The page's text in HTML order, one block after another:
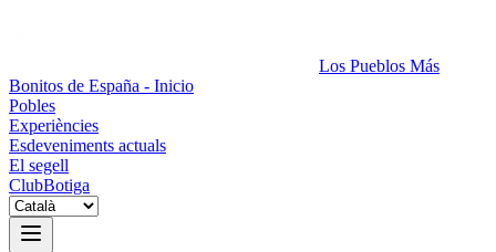
Los Pueblos Más
Bonitos de España - Inicio
Pobles
Experiències
Esdeveniments actuals
El segell
ClubBotiga